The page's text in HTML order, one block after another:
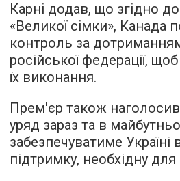
Карні додав, що згідно
«Великої сімки», Канада
контроль за
російської федерації,
їх виконання.
Прем'єр також
уряд зараз та в
забезпечуватиме Україні
підтримку, необхідну